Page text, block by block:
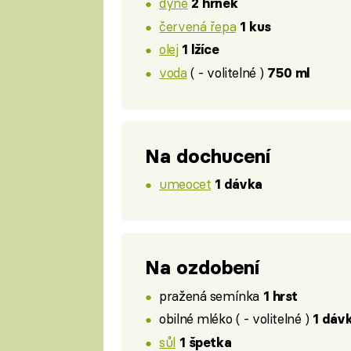
červená řepa 1 kus
olej 1 lžíce
voda( - volitelné ) 750 ml
Na dochucení
umeocet 1 dávka
Na ozdobení
pražená semínka 1 hrst
obilné mléko ( - volitelné ) 1
sůl 1 špetka